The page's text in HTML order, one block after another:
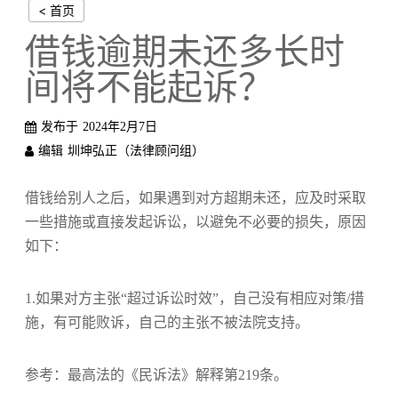
< 首页
借钱逾期未还多长时
间将不能起诉？
发布于 2024年2月7日
编辑 圳坤弘正（法律顾问组）
借钱给别人之后，如果遇到对方超期未还，应及时采取
一些措施或直接发起诉讼，以避免不必要的损失，原因
如下：
1.如果对方主张“超过诉讼时效”，自己没有相应对策/措
施，有可能败诉，自己的主张不被法院支持。
参考：最高法的《民诉法》解释第219条。